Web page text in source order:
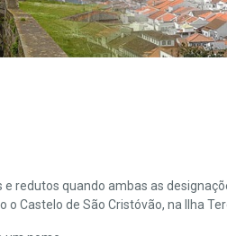
redutos quando ambas as
Castelo de São Cristóvão, na Ilha